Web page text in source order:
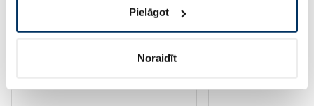
Pielāgot
Noraidīt
EUCERIN Sun Oil Control SPF 50+